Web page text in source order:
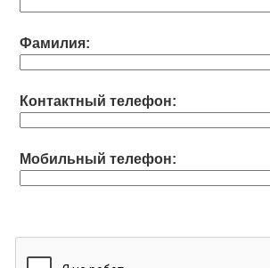
Фамилия:
Контактный телефон:
Мобильный телефон: